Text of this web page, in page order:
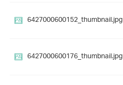
6427000600152_thumbnail.jpg
6427000600176_thumbnail.jpg